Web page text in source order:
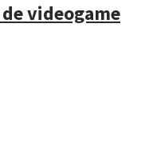
videogame